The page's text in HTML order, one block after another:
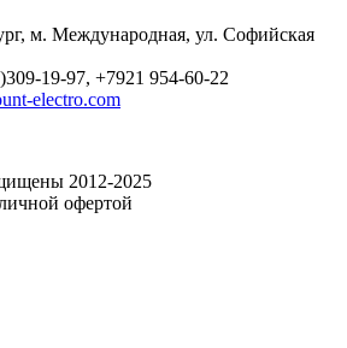
м. Международная, ул. Софийская
19-97, +7921 954-60-22
electro.com
2012-2025
офертой